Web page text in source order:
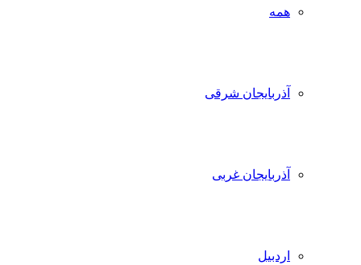
همه
آذربایجان شرقی
آذربایجان غربی
اردبیل